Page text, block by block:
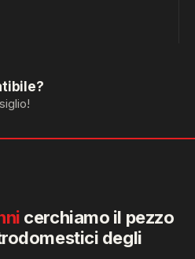
cerchiamo il pezzo
degli